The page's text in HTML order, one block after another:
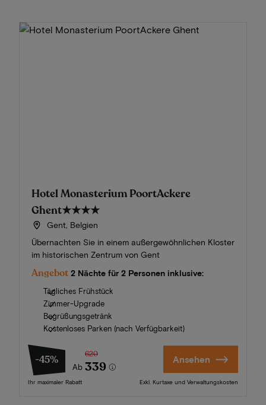
Hotel Monasterium PoortAckere
Ghent★★★★
Gent, Belgien
Übernachten Sie in einem außergewöhnlichen Kloster
im historischen Zentrum von Gent
Angebot 2 Nächte für 2 Personen inklusive:
Tägliches Frühstück
Zimmer-Upgrade
Begrüßungsgetränk
Kostenloses Parken (nach Verfügbarkeit)
-45%
Ab
620
339
Ihr maximaler Rabatt
Ansehen
Exkl. Kurtaxe und Verwaltungskosten